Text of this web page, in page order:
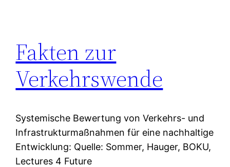
Fakten zur
Verkehrswende
Systemische Bewertung von Verkehrs- und
Infrastrukturmaßnahmen für eine nachhaltige
Entwicklung: Quelle: Sommer, Hauger, BOKU,
Lectures 4 Future